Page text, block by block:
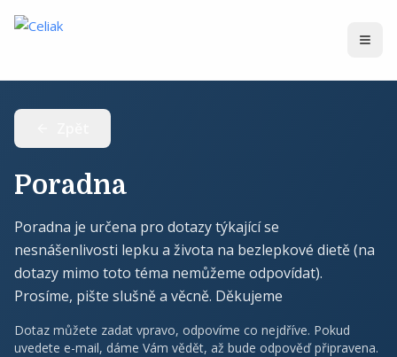
Poradna
Poradna je určena pro dotazy týkající se
nesnášenlivosti lepku a života na bezlepkové dietě (na
dotazy mimo toto téma nemůžeme odpovídat).
Prosíme, pište slušně a věcně. Děkujeme
Dotaz můžete zadat vpravo, odpovíme co nejdříve. Pokud
uvedete e-mail, dáme Vám vědět, až bude odpověď připravena.